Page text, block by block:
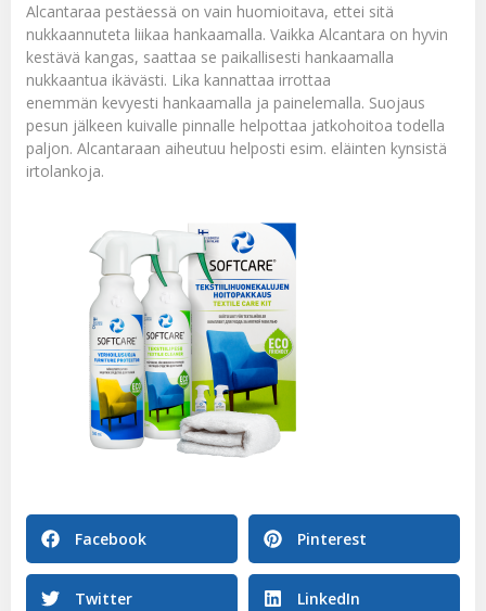
Alcantaraa pestäessä on vain huomioitava, ettei sitä
nukkaannuteta liikaa hankaamalla. Vaikka Alcantara on hyvin
kestävä kangas, saattaa se paikallisesti hankaamalla
nukkaantua ikävästi. Lika kannattaa irrottaa
enemmän kevyesti hankaamalla ja painelemalla. Suojaus
pesun jälkeen kuivalle pinnalle helpottaa jatkohoitoa todella
paljon. Alcantaraan aiheutuu helposti esim. eläinten kynsistä
irtolankoja.
Facebook Pinterest
Twitter LinkedIn